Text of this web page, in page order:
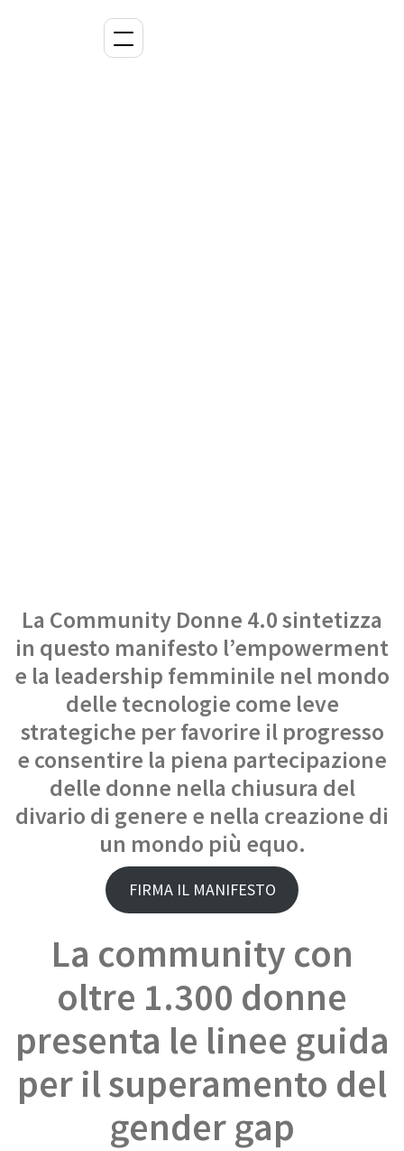
La Community Donne 4.0 sintetizza
in questo manifesto l’empowerment
e la leadership femminile nel mondo
delle tecnologie come leve
strategiche per favorire il progresso
e consentire la piena partecipazione
delle donne nella chiusura del
divario di genere e nella creazione di
un mondo più equo.
FIRMA IL MANIFESTO
La community con
oltre 1.300 donne
presenta le linee guida
per il superamento del
gender gap